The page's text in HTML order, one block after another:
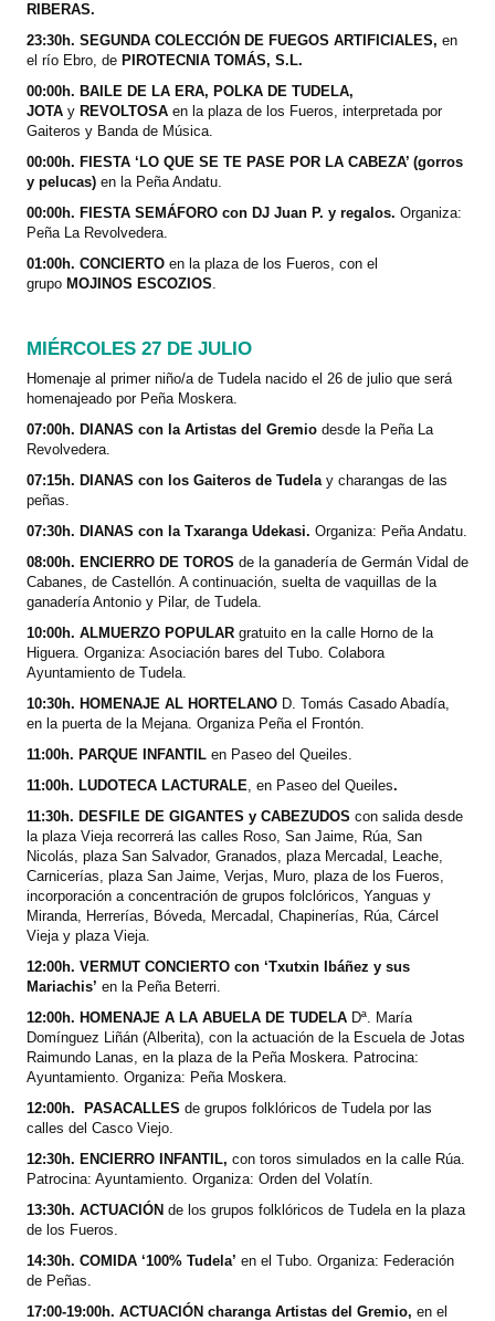
RIBERAS.
23:30h. SEGUNDA COLECCIÓN DE FUEGOS ARTIFICIALES, en
el río Ebro, de PIROTECNIA TOMÁS, S.L.
00:00h. BAILE DE LA ERA, POLKA DE TUDELA,
JOTA y REVOLTOSA en la plaza de los Fueros, interpretada por
Gaiteros y Banda de Música.
00:00h. FIESTA ‘LO QUE SE TE PASE POR LA CABEZA’ (gorros
y pelucas) en la Peña Andatu.
00:00h. FIESTA SEMÁFORO con DJ Juan P. y regalos. Organiza:
Peña La Revolvedera.
01:00h. CONCIERTO en la plaza de los Fueros, con el
grupo MOJINOS ESCOZIOS.
MIÉRCOLES 27 DE JULIO
Homenaje al primer niño/a de Tudela nacido el 26 de julio que será
homenajeado por Peña Moskera.
07:00h. DIANAS con la Artistas del Gremio desde la Peña La
Revolvedera.
07:15h. DIANAS con los Gaiteros de Tudela y charangas de las
peñas.
07:30h. DIANAS con la Txaranga Udekasi. Organiza: Peña Andatu.
08:00h. ENCIERRO DE TOROS de la ganadería de Germán Vidal de
Cabanes, de Castellón. A continuación, suelta de vaquillas de la
ganadería Antonio y Pilar, de Tudela.
10:00h. ALMUERZO POPULAR gratuito en la calle Horno de la
Higuera. Organiza: Asociación bares del Tubo. Colabora
Ayuntamiento de Tudela.
10:30h. HOMENAJE AL HORTELANO D. Tomás Casado Abadía,
en la puerta de la Mejana. Organiza Peña el Frontón.
11:00h. PARQUE INFANTIL en Paseo del Queiles.
11:00h. LUDOTECA LACTURALE, en Paseo del Queiles.
11:30h. DESFILE DE GIGANTES y CABEZUDOS con salida desde
la plaza Vieja recorrerá las calles Roso, San Jaime, Rúa, San
Nicolás, plaza San Salvador, Granados, plaza Mercadal, Leache,
Carnicerías, plaza San Jaime, Verjas, Muro, plaza de los Fueros,
incorporación a concentración de grupos folclóricos, Yanguas y
Miranda, Herrerías, Bóveda, Mercadal, Chapinerías, Rúa, Cárcel
Vieja y plaza Vieja.
12:00h. VERMUT CONCIERTO con ‘Txutxin Ibáñez y sus
Mariachis’ en la Peña Beterri.
12:00h. HOMENAJE A LA ABUELA DE TUDELA Dª. María
Domínguez Liñán (Alberita), con la actuación de la Escuela de Jotas
Raimundo Lanas, en la plaza de la Peña Moskera. Patrocina:
Ayuntamiento. Organiza: Peña Moskera.
12:00h.
PASACALLES de grupos folklóricos de Tudela por las
calles del Casco Viejo.
12:30h. ENCIERRO INFANTIL, con toros simulados en la calle Rúa.
Patrocina: Ayuntamiento. Organiza: Orden del Volatín.
13:30h. ACTUACIÓN de los grupos folklóricos de Tudela en la plaza
de los Fueros.
14:30h. COMIDA ‘100% Tudela’ en el Tubo. Organiza: Federación
de Peñas.
17:00-19:00h. ACTUACIÓN charanga Artistas del Gremio, en el